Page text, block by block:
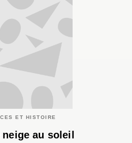
ET HISTOIRE
neige au soleil